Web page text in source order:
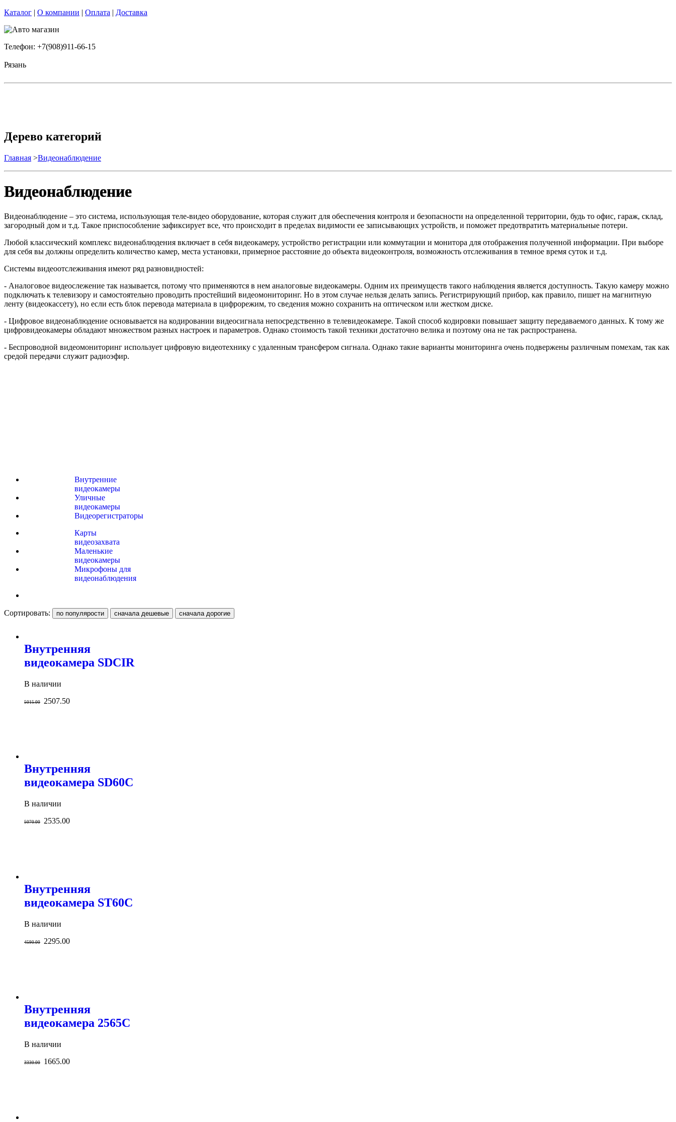
Каталог | О компании | Оплата | Доставка
Телефон: +7(908)911-66-15
Рязань
Дерево категорий
Главная >Видеонаблюдение
Видеонаблюдение
Видеонаблюдение – это система, использующая теле-видео оборудование, которая служит для обеспечения контроля и безопасности на определенной территории, будь то офис, гараж, склад,
загородный дом и т.д. Такое приспособление зафиксирует все, что происходит в пределах видимости ее записывающих устройств, и поможет предотвратить материальные потери.
Любой классический комплекс видеонаблюдения включает в себя видеокамеру, устройство регистрации или коммутации и монитора для отображения полученной информации. При выборе
для себя вы должны определить количество камер, места установки, примерное расстояние до объекта видеоконтроля, возможность отслеживания в темное время суток и т.д.
Системы видеоотслеживания имеют ряд разновидностей:
- Аналоговое видеослежение так называется, потому что применяются в нем аналоговые видеокамеры. Одним их преимуществ такого наблюдения является доступность. Такую камеру можно
подключать к телевизору и самостоятельно проводить простейший видеомониторинг. Но в этом случае нельзя делать запись. Регистрирующий прибор, как правило, пишет на магнитную
ленту (видеокассету), но если есть блок перевода материала в цифрорежим, то сведения можно сохранить на оптическом или жестком диске.
- Цифровое видеонаблюдение основывается на кодировании видеосигнала непосредственно в телевидеокамере. Такой способ кодировки повышает защиту передаваемого данных. К тому же
цифровидеокамеры обладают множеством разных настроек и параметров. Однако стоимость такой техники достаточно велика и поэтому она не так распространена.
- Беспроводной видеомониторинг использует цифровую видеотехнику с удаленным трансфером сигнала. Однако такие варианты мониторинга очень подвержены различным помехам, так как
средой передачи служит радиоэфир.
Внутренние
видеокамеры
Уличные
видеокамеры
Видеорегистраторы
Карты
видеозахвата
Маленькие
видеокамеры
Микрофоны для
видеонаблюдения
Сортировать:
Внутренняя
видеокамера SDCIR
В наличии
5015.00 2507.50
Внутренняя
видеокамера SD60C
В наличии
5070.00 2535.00
Внутренняя
видеокамера ST60C
В наличии
4590.00 2295.00
Внутренняя
видеокамера 2565C
В наличии
3330.00 1665.00